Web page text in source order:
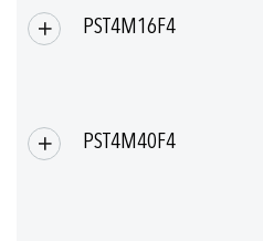
PST4M16F4
PST4M40F4